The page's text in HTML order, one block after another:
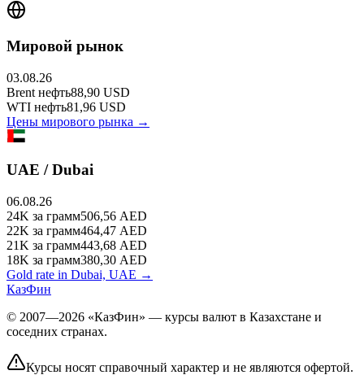
Мировой рынок
03.08.26
Brent нефть88,90 USD
WTI нефть81,96 USD
Цены мирового рынка →
UAE / Dubai
06.08.26
24K за грамм506,56 AED
22K за грамм464,47 AED
21K за грамм443,68 AED
18K за грамм380,30 AED
Gold rate in Dubai, UAE →
КазФин
© 2007—2026 «КазФин» — курсы валют в Казахстане и
соседних странах.
Курсы носят справочный характер и не являются офертой.